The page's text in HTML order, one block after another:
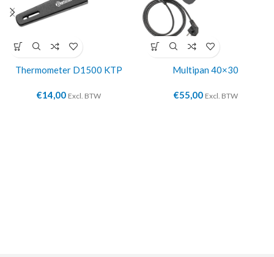
Thermometer D1500 KTP
€14,00 Excl. BTW
Multipan 40×30
€55,00 Excl. BTW